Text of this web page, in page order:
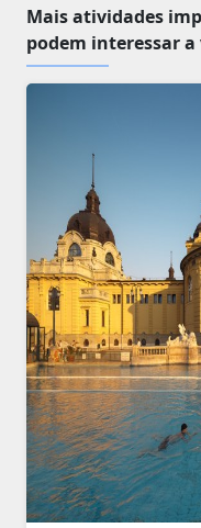
Mais atividades
podem interessar a